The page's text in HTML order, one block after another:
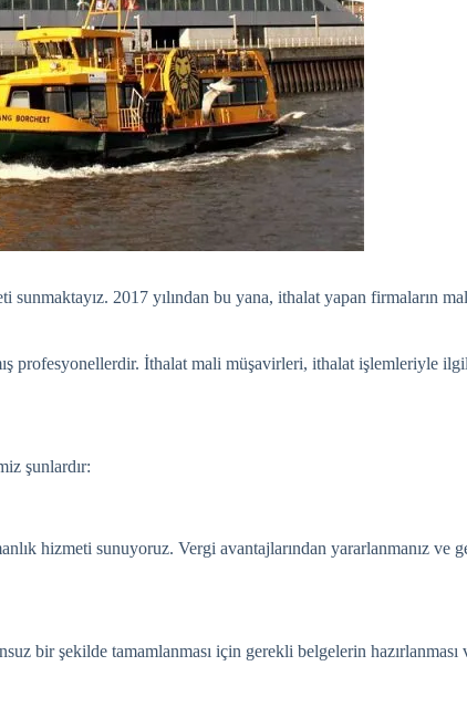
2017 yılından bu yana, ithalat yapan firmaların
profesyonellerdir. İthalat mali müşavirleri, ithalat işlemleriyle
şunlardır:
hizmeti sunuyoruz. Vergi avantajlarından yararlanmanız ve
bir şekilde tamamlanması için gerekli belgelerin